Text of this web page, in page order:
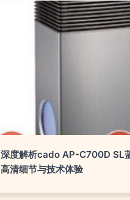
深度解析cado AP-C700D SL
高清细节与技术体验